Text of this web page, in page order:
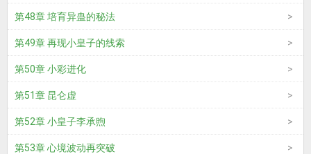
第48章 培育异蛊的秘法
第49章 再现小皇子的线索
第50章 小彩进化
第51章 昆仑虚
第52章 小皇子李承煦
第53章 心境波动再突破